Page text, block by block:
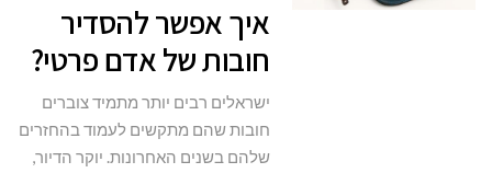
חובות
של
איך אפשר להסדיר
חובות של אדם פרטי?
ישראלים רבים יותר מתמיד צוברים
חובות שהם מתקשים לעמוד בהחזרים
שלהם בשנים האחרונות. יוקר הדיור,